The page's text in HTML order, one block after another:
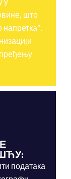
што
података